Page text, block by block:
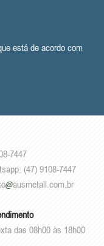
está de acordo com
7447
(47) 9108-7447
ausmetall.com.br
das 08h00 às 18h00